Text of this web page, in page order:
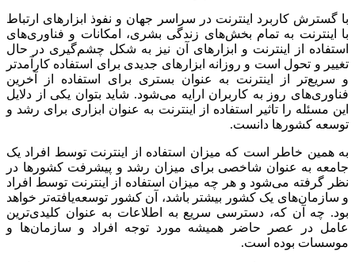
با گسترش کاربرد اینترنت در سراسر جهان و نفوذ ابزارهای ارتباط
با اینترنت به تمام بخش‌های زندگی بشری، امکانات و فناوری‌های
استفاده از اینترنت و ابزارهای آن نیز به شکل چشم‌گیری در حال
تغییر و تحول است و روزانه ابزارهای جدیدی برای استفاده کارآمدتر
و سریع‌تر از اینترنت به عنوان بستری برای استفاده از آخرین
فناوری‌های روز به کاربران ارایه می‌شود. شاید بتوان یکی از دلایل
این مسئله را تاثیر استفاده از اینترنت به عنوان ابزاری برای رشد و
توسعه کشورها دانست.
به همین خاطر است که میزان استفاده از اینترنت توسط افراد یک
جامعه به عنوان شاخصی برای میزان رشد و پیشرفت کشورها در
نظر گرفته می‌شود و هر چه میزان استفاده از اینترنت توسط افراد
و سازمان‌های یک کشور بیشتر باشد، آن کشور توسعه‌یافته‌تر خواهد
بود. چه آن که، دسترسی سریع به اطلاعات به عنوان کلیدی‌ترین
عامل در عصر حاضر همیشه مورد توجه افراد و سازمان‌ها و
موسسات بوده است.